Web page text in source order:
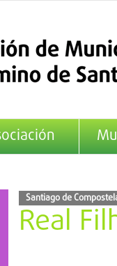
Santiago de
Real